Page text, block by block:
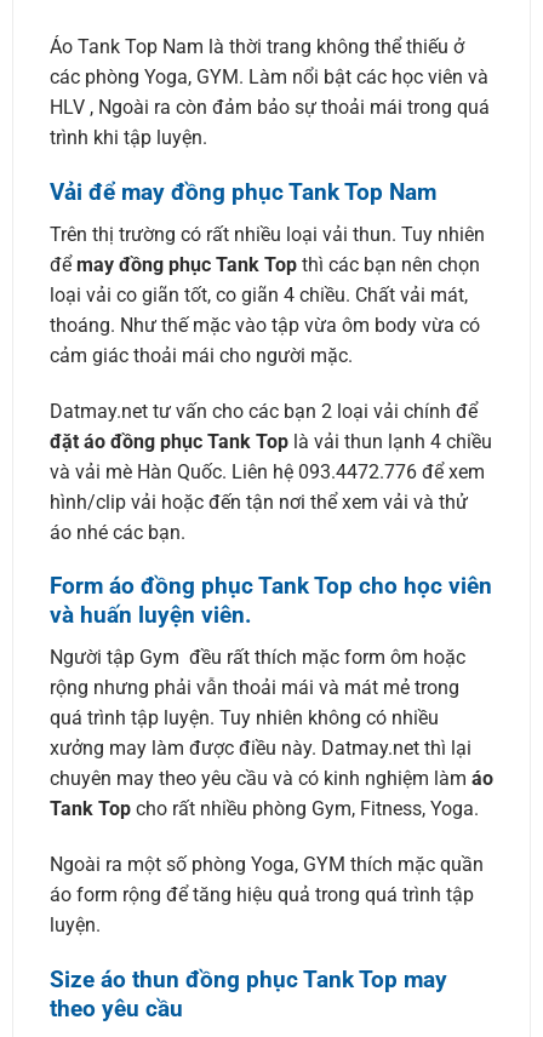
Áo Tank Top Nam là thời trang không thể thiếu ở
các phòng Yoga, GYM. Làm nổi bật các học viên và
HLV , Ngoài ra còn đảm bảo sự thoải mái trong quá
trình khi tập luyện.
Vải để may đồng phục Tank Top Nam
Trên thị trường có rất nhiều loại vải thun. Tuy nhiên
đểmay đồng phục Tank Topthì các bạn nên chọn
loại vải co giãn tốt, co giãn 4 chiều. Chất vải mát,
thoáng. Như thế mặc vào tập vừa ôm body vừa có
cảm giác thoải mái cho người mặc.
Datmay.net tư vấn cho các bạn 2 loại vải chính để
đặt áo đồng phục Tank Top là vải thun lạnh 4 chiều
và vải mè Hàn Quốc. Liên hệ 093.4472.776 để xem
hình/clip vải hoặc đến tận nơi thể xem vải và thử
áo nhé các bạn.
Form áo đồng phục Tank Top cho học viên
và huấn luyện viên.
Người tập Gym đều rất thích mặc form ôm hoặc
rộng nhưng phải vẫn thoải mái và mát mẻ trong
quá trình tập luyện. Tuy nhiên không có nhiều
xưởng may làm được điều này. Datmay.net thì lại
chuyên may theo yêu cầu và có kinh nghiệm làm áo
Tank Topcho rất nhiều phòng Gym, Fitness, Yoga.
Ngoài ra một số phòng Yoga, GYM thích mặc quần
áo form rộng để tăng hiệu quả trong quá trình tập
luyện.
Size áo thun đồng phục Tank Top may
theo yêu cầu